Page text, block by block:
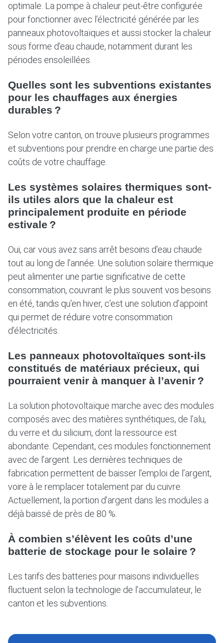
optimale. La pompe à chaleur peut-être configurée
pour fonctionner avec l’électricité générée par les
panneaux photovoltaïques et aussi stocker la chaleur
sous forme d’eau chaude, notamment durant les
périodes ensoleillées.
Quelles sont les subventions existantes
pour les chauffages aux énergies
durables ?
Selon votre canton, on trouve plusieurs programmes
et subventions pour prendre en charge une partie des
coûts de votre chauffage.
Les systèmes solaires thermiques sont-
ils utiles alors que la chaleur est
principalement produite en période
estivale ?
Oui, car vous avez sans arrêt besoins d’eau chaude
tout au long de l’année. Une solution solaire thermique
peut alimenter une partie significative de cette
consommation, couvrant le plus souvent vos besoins
en été, tandis qu’en hiver, c’est une solution d’appoint
qui permet de réduire votre consommation
d’électricités.
Les panneaux photovoltaïques sont-ils
constitués de matériaux précieux, qui
pourraient venir à manquer à l’avenir ?
La solution photovoltaïque marche avec des modules
composés avec des matières synthétiques, de l’alu,
du verre et du silicium, dont la ressource est
abondante. Cependant, ces modules fonctionnement
avec de l’argent. Les dernières techniques de
fabrication permettent de baisser l’emploi de l’argent,
voire à le remplacer totalement par du cuivre.
Actuellement, la portion d’argent dans les modules a
déjà baissé de près de 80 %.
À combien s’élèvent les coûts d’une
batterie de stockage pour le solaire ?
Les tarifs des batteries pour maisons individuelles
fluctuent selon la technologie de l’accumulateur, le
canton et les subventions.